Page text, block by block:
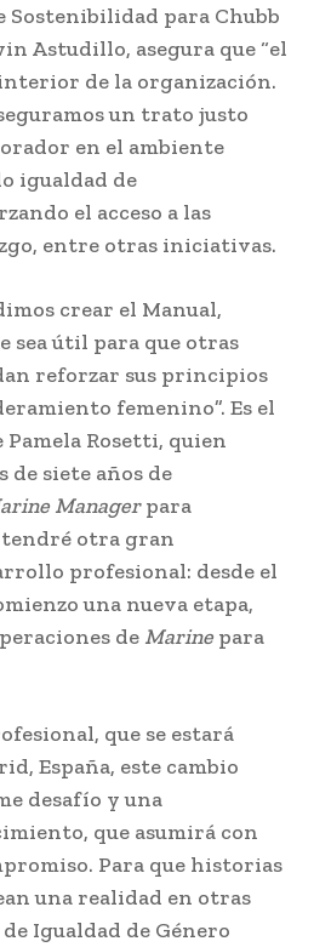
Sostenibilidad para Chubb
Astudillo, asegura que “el
de la organización.
un trato justo
en el ambiente
igualdad de
el acceso a las
entre otras iniciativas.
crear el Manual,
sea útil para que otras
reforzar sus principios
femenino”. Es el
Pamela Rosetti, quien
de siete años de
Managerpara
otra gran
profesional: desde el
una nueva etapa,
de Marinepara
que se estará
España, este cambio
desafío y una
que asumirá con
Para que historias
una realidad en otras
Igualdad de Género